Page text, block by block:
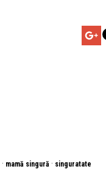
· mamă singură · singuratate